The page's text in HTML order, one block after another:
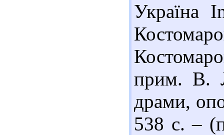
Україна
прим. В.
драми,
538 с. –